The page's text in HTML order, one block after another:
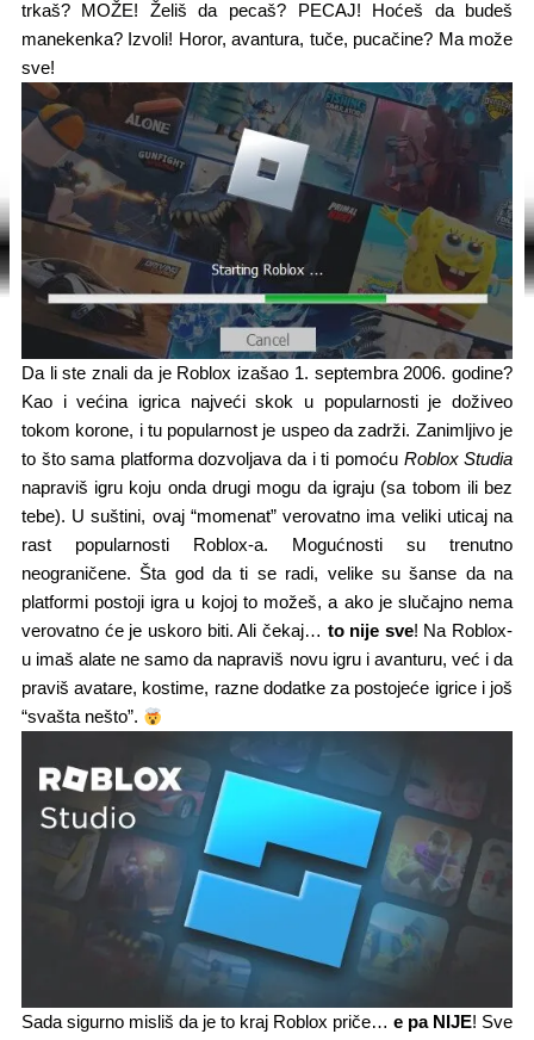
trkaš? MOŽE! Želiš da pecaš? PECAJ! Hoćeš da budeš
manekenka? Izvoli! Horor, avantura, tuče, pucačine? Ma može
sve!
Da li ste znali da je Roblox izašao 1. septembra 2006. godine?
Kao i većina igrica najveći skok u popularnosti je doživeo
tokom korone, i tu popularnost je uspeo da zadrži. Zanimljivo je
to što sama platforma dozvoljava da i ti pomoću Roblox Studia
napraviš igru koju onda drugi mogu da igraju (sa tobom ili bez
tebe). U suštini, ovaj “momenat” verovatno ima veliki uticaj na
rast popularnosti Roblox-a. Mogućnosti su trenutno
neograničene. Šta god da ti se radi, velike su šanse da na
platformi postoji igra u kojoj to možeš, a ako je slučajno nema
verovatno će je uskoro biti. Ali čekaj… to nije sve! Na Roblox-
u imaš alate ne samo da napraviš novu igru i avanturu, već i da
praviš avatare, kostime, razne dodatke za postojeće igrice i još
“svašta nešto”.
Sada sigurno misliš da je to kraj Roblox priče… e pa NIJE! Sve